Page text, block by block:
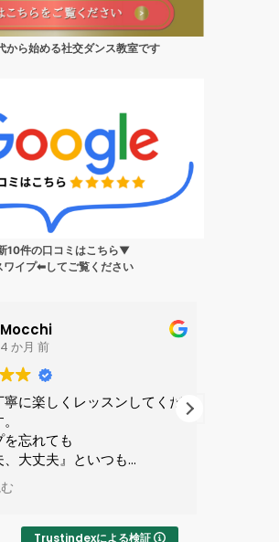
から始める社交ダンス教室です
10件の口コミはこちら▼
ワイプ⬅︎してご覧ください
月 前
に楽しくレッスンしてくだ
忘れても
大丈夫』といつも
れる優しい先生です。
レッスンで1時間が
Trustindexによる検証